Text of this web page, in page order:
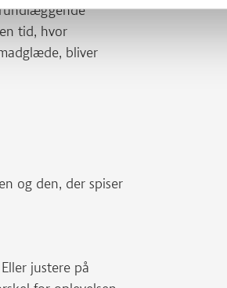
tid, hvor
bliver
og den, der spiser
justere på